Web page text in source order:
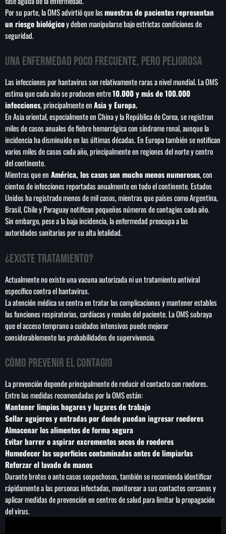
Por su parte, la OMS advirtió que lasmuestras de pacientes representan
un riesgo biológicoy deben manipularse bajo estrictas condiciones de
seguridad.
Una enfermedad poco frecuente, pero peligrosa
Las infecciones por hantavirus son relativamente raras a nivel mundial. La OMS
estima que cada año se producen entre10.000 y más de 100.000
infecciones, principalmente enAsia y Europa.
En Asia oriental, especialmente en China y la República de Corea, se registran
miles de casos anuales de fiebre hemorrágica con síndrome renal, aunque la
incidencia ha disminuido en las últimas décadas. En Europa también se notifican
varios miles de casos cada año, principalmente en regiones del norte y centro
del continente.
Mientras que en América, los casos son mucho menos numerosos, con
cientos de infecciones reportadas anualmente en todo el continente. Estados
Unidos ha registrado menos de mil casos, mientras que países como Argentina,
Brasil, Chile y Paraguay notifican pequeños números de contagios cada año.
Sin embargo, pese a la baja incidencia, la enfermedad preocupa a las
autoridades sanitarias por su alta letalidad.
¿Existe tratamiento?
Actualmente no existe una vacuna autorizada ni un tratamiento antiviral
específico contra el hantavirus.
La atención médica se centra en tratar las complicaciones y mantener estables
las funciones respiratorias, cardíacas y renales del paciente. La OMS subraya
que el acceso temprano a cuidados intensivos puede mejorar
considerablemente las probabilidades de supervivencia.
Cómo prevenir el contagio
La prevención depende principalmente de reducir el contacto con roedores.
Entre las medidas recomendadas por la OMS están:
Mantener limpios hogares y lugares de trabajo
Sellar agujeros y entradas por donde puedan ingresar roedores
Almacenar los alimentos de forma segura
Evitar barrer o aspirar excrementos secos de roedores
Humedecer las superficies contaminadas antes de limpiarlas
Reforzar el lavado de manos
Durante brotes o ante casos sospechosos, también se recomienda identificar
rápidamente a las personas infectadas, monitorear a sus contactos cercanos y
aplicar medidas de prevención en centros de salud para limitar la propagación
del virus.